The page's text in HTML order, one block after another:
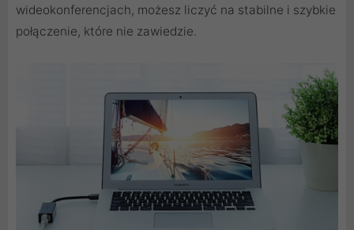
wideokonferencjach, możesz liczyć na stabilne i szybkie
połączenie, które nie zawiedzie.